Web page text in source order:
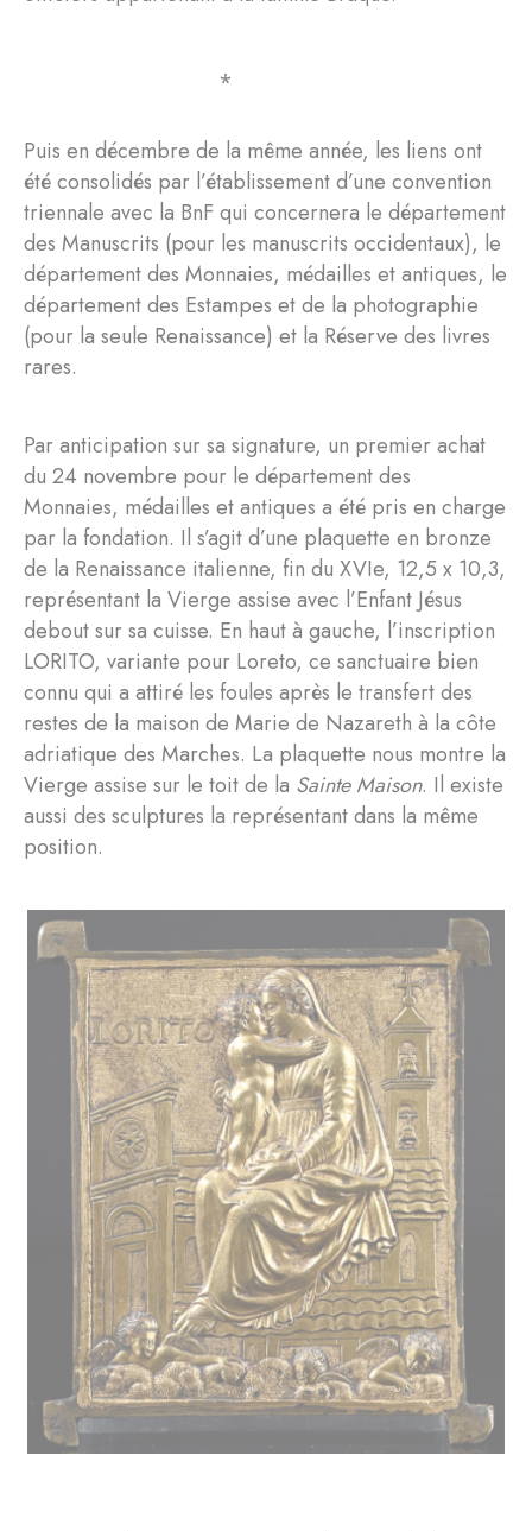
⁎
Puis en décembre de la même année, les liens ont
été consolidés par l’établissement d’une convention
triennale avec la BnF qui concernera le département
des Manuscrits (pour les manuscrits occidentaux), le
département des Monnaies, médailles et antiques, le
département des Estampes et de la photographie
(pour la seule Renaissance) et la Réserve des livres
rares.
Par anticipation sur sa signature, un premier achat
du 24 novembre pour le département des
Monnaies, médailles et antiques a été pris en charge
par la fondation. Il s’agit d’une plaquette en bronze
de la Renaissance italienne, fin du XVIe, 12,5 x 10,3,
représentant la Vierge assise avec l’Enfant Jésus
debout sur sa cuisse. En haut à gauche, l’inscription
LORITO, variante pour Loreto, ce sanctuaire bien
connu qui a attiré les foules après le transfert des
restes de la maison de Marie de Nazareth à la côte
adriatique des Marches. La plaquette nous montre la
Vierge assise sur le toit de la Sainte Maison. Il existe
aussi des sculptures la représentant dans la même
position.